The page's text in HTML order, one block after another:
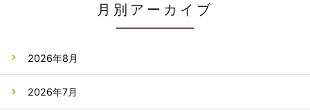
月別アーカイブ
2026年8月
2026年7月